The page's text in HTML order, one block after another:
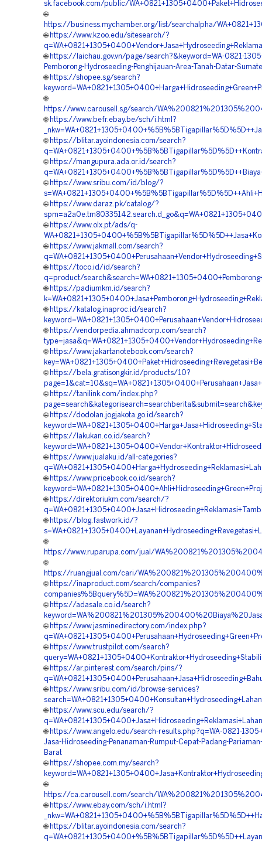
sk.facebook.com/public/
🌐
https://business.mychamber.org/list/searchalpha/
🌐 https://www.kzoo.edu/sitesearch/?
🌐 https://laichau.gov.vn/page/search?&keyword=WA-0821-
Pemborong-Hydroseeding-Penghijauan-Area-Tanah-Datar-
🌐 https://shopee.sg/search?
🌐
https://www.carousell.sg/search/
🌐 https://www.befr.ebay.be/sch/i.html?
🌐 https://blitar.ayoindonesia.com/search?
🌐 https://mangupura.ada.or.id/search?
🌐 https://www.sribu.com/id/blog/?
🌐 https://www.daraz.pk/catalog/?
🌐 https://www.olx.pt/ads/q-
🌐 https://www.jakmall.com/search?
🌐 https://toco.id/id/search?
q=product/
🌐 https://padiumkm.id/search?
🌐 https://katalog.inaproc.id/search?
🌐 https://vendorpedia.ahmadcorp.com/search?
🌐 https://www.jakartanotebook.com/search?
🌐 https://bela.gratisongkir.id/products/10?
🌐 https://tanilink.com/index.php?
🌐 https://dodolan.jogjakota.go.id/search?
🌐 https://lakukan.co.id/search?
🌐 https://www.jualaku.id/all-categories?
🌐 https://www.pricebook.co.id/search?
🌐 https://direktoriukm.com/search/?
🌐 https://blog.fastwork.id/?
🌐
https://www.ruparupa.com/jual/
🌐
https://ruangjual.com/cari/
🌐 https://inaproduct.com/search/companies?
🌐 https://adasale.co.id/search?
🌐 https://www.jasminedirectory.com/index.php?
🌐 https://www.trustpilot.com/search?
🌐 https://ar.pinterest.com/search/pins/?
🌐 https://www.sribu.com/id/browse-services?
🌐 https://www.scu.edu/search/?
🌐 https://www.angelo.edu/search-results.php?q=WA-0821-
Jasa-Hidroseeding-Penanaman-Rumput-Cepat-Padang-
Barat
🌐 https://shopee.com.my/search?
🌐
https://ca.carousell.com/search/
🌐 https://www.ebay.com/sch/i.html?
🌐 https://blitar.ayoindonesia.com/search?